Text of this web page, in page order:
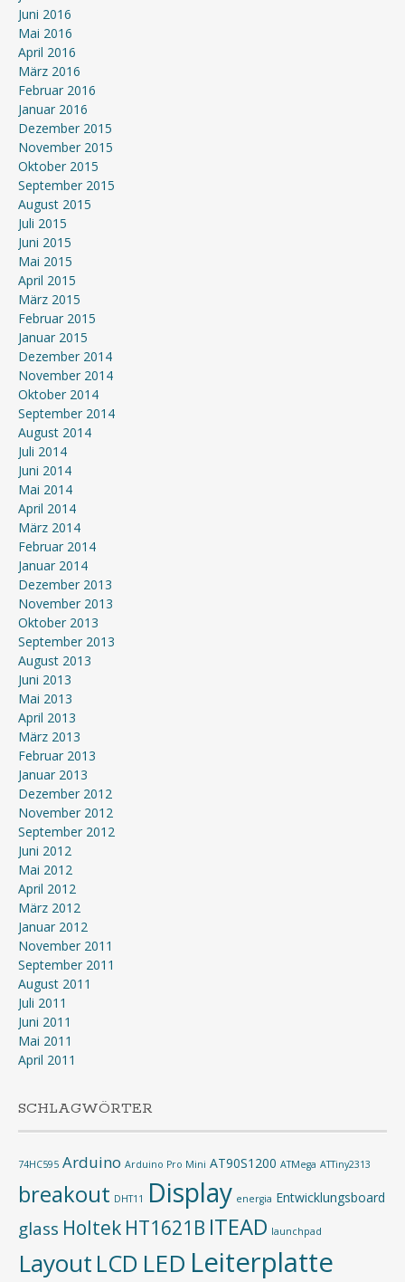
Juni 2016
Mai 2016
April 2016
März 2016
Februar 2016
Januar 2016
Dezember 2015
November 2015
Oktober 2015
September 2015
August 2015
Juli 2015
Juni 2015
Mai 2015
April 2015
März 2015
Februar 2015
Januar 2015
Dezember 2014
November 2014
Oktober 2014
September 2014
August 2014
Juli 2014
Juni 2014
Mai 2014
April 2014
März 2014
Februar 2014
Januar 2014
Dezember 2013
November 2013
Oktober 2013
September 2013
August 2013
Juni 2013
Mai 2013
April 2013
März 2013
Februar 2013
Januar 2013
Dezember 2012
November 2012
September 2012
Juni 2012
Mai 2012
April 2012
März 2012
Januar 2012
November 2011
September 2011
August 2011
Juli 2011
Juni 2011
Mai 2011
April 2011
SCHLAGWÖRTER
74HC595 Arduino Arduino Pro Mini AT90S1200 ATMega ATTiny2313
breakout DHT11 Display energia Entwicklungsboard
glass Holtek HT1621B ITEAD launchpad
Layout LCD LED Leiterplatte